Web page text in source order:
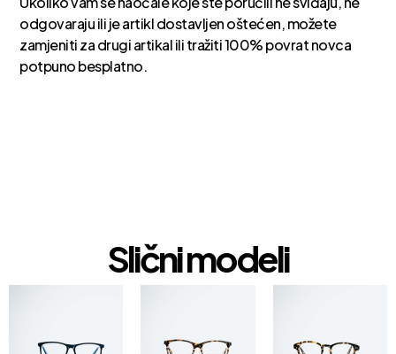
odgovaraju ili je artikl dostavljen oštećen, možete
zamjeniti za drugi artikal ili tražiti 100% povrat novca
potpuno besplatno.
Slični modeli
1+1 1+1